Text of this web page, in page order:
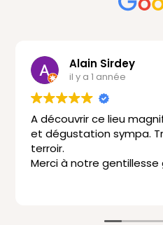
Alain Sirdey
il y a 1 année
A découvrir ce lieu
et dégustation sympa.
terroir.
Merci à notre gentillesse